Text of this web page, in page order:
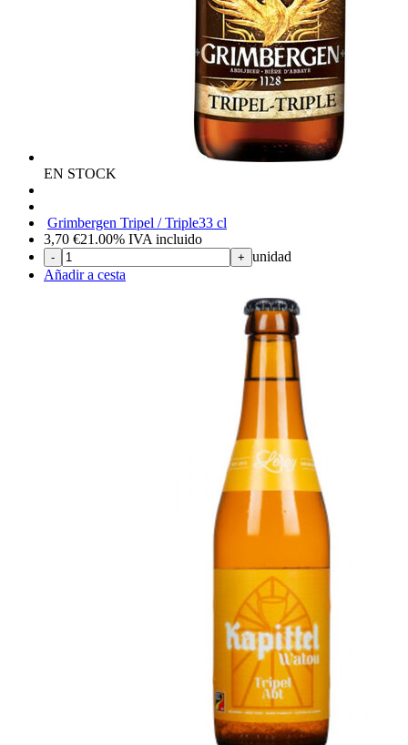
EN STOCK
Grimbergen Tripel / Triple33 cl
3,70 €21.00% IVA incluido
- + unidad
Añadir a cesta